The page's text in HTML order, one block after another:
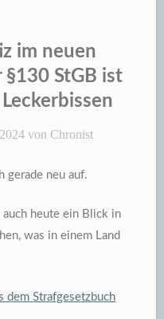
im neuen
§130 StGB ist
von Chronist
gerade neu auf.
heute ein Blick in
was in einem Land
dem Strafgesetzbuch